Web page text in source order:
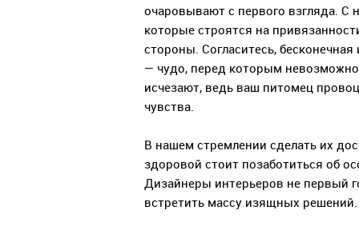
очаровывают с первого взгляда.
которые строятся на
стороны. Согласитесь,
— чудо, перед которым невозможно
исчезают, ведь ваш питомец
чувства.
В нашем стремлении сделать их
здоровой стоит позаботиться об
Дизайнеры интерьеров не первый
встретить массу изящных решений.